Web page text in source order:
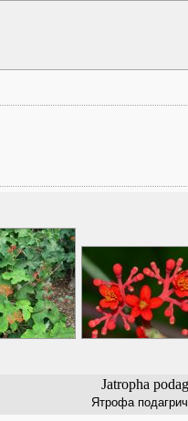
Jatropha
Ятрофа